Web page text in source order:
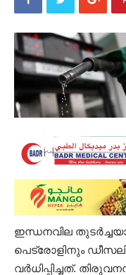
ഇന്ധനവില
പെട്രോളിനും
വർധിപ്പിച്ചത്.